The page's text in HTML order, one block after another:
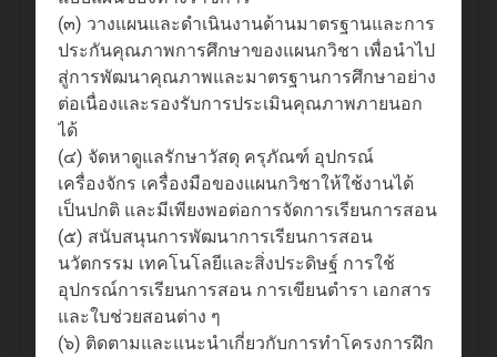
(๓) วางแผนและดำเนินงานด้านมาตรฐานและการ
ประกันคุณภาพการศึกษาของแผนกวิชา เพื่อนำไป
สู่การพัฒนาคุณภาพและมาตรฐานการศึกษาอย่าง
ต่อเนื่องและรองรับการประเมินคุณภาพภายนอก
ได้
(๔) จัดหาดูแลรักษาวัสดุ ครุภัณฑ์ อุปกรณ์
เครื่องจักร เครื่องมือของแผนกวิชาให้ใช้งานได้
เป็นปกติ และมีเพียงพอต่อการจัดการเรียนการสอน
(๕) สนับสนุนการพัฒนาการเรียนการสอน
นวัตกรรม เทคโนโลยีและสิ่งประดิษฐ์ การใช้
อุปกรณ์การเรียนการสอน การเขียนตำรา เอกสาร
และใบช่วยสอนต่าง ๆ
(๖) ติดตามและแนะนำเกี่ยวกับการทำโครงการฝึก